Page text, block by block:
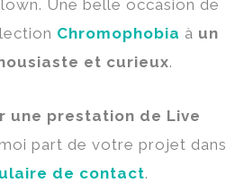
Une belle occasion de
Chromophobia à un
et curieux.
une prestation de Live
part de votre projet dans
de contact.